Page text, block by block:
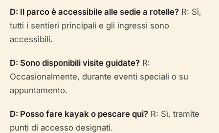
D: Il parco è accessibile alle sedie a rotelle? R: Sì,
tutti i sentieri principali e gli ingressi sono
accessibili.
D: Sono disponibili visite guidate? R:
Occasionalmente, durante eventi speciali o su
appuntamento.
D: Posso fare kayak o pescare qui? R: Sì, tramite
punti di accesso designati.